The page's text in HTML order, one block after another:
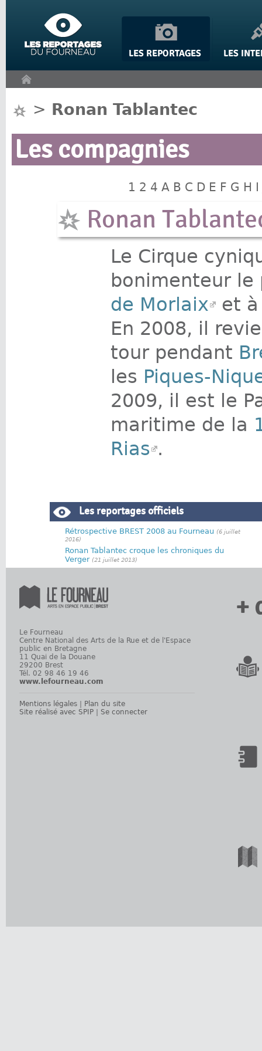
> Ronan Tablantec
Les compagnies
1 2 4 A B C D E F G H
Ronan
Le Cirque
bonimenteur
de Morlaix
et
En 2008, il
tour pendant
les Piques-
2009, il est le
maritime de la
Rias .
Les reportages officiels
Rétrospective BREST 2008 au Fourneau (6 juillet
2016)
Ronan Tablantec croque les chroniques du
Verger (21 juillet 2013)
Le Fourneau
Centre National des Arts de la Rue et de l'Espace
public en Bretagne
11 Quai de la Douane
29200 Brest
Tél. 02 98 46 19 46
www.lefourneau.com
Mentions légales
Plan du site
Site réalisé avec SPIP
Se connecter
+